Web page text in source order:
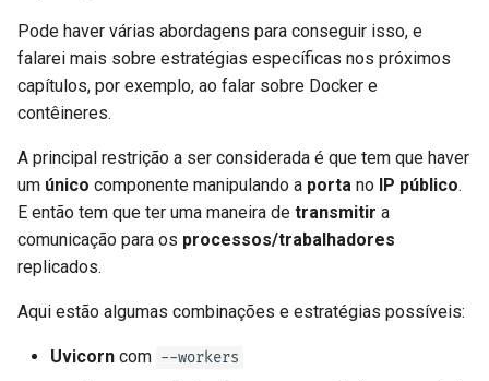
Pode haver várias abordagens para conseguir isso, e
falarei mais sobre estratégias específicas nos próximos
capítulos, por exemplo, ao falar sobre Docker e
contêineres.
A principal restrição a ser considerada é que tem que haver
um único componente manipulando a porta no IP público.
E então tem que ter uma maneira de transmitir a
comunicação para os processos/trabalhadores
replicados.
Aqui estão algumas combinações e estratégias possíveis:
Uvicorn com --workers